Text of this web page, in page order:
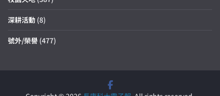
深耕活動 (8)
號外/榮譽 (477)